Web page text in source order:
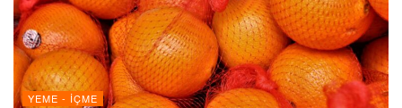
YEME - İÇME